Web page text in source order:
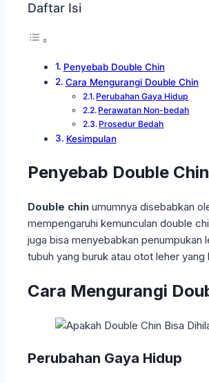
Daftar Isi
Penyebab Double Chin
Cara Mengurangi Double Chin
Perubahan Gaya Hidup
Perawatan Non-bedah
Prosedur Bedah
Kesimpulan
Penyebab Double Chin
Double chin umumnya disebabkan
mempengaruhi kemunculan double
juga bisa menyebabkan penumpukan
tubuh yang buruk atau otot leher
Cara Mengurangi
Perubahan Gaya Hidup